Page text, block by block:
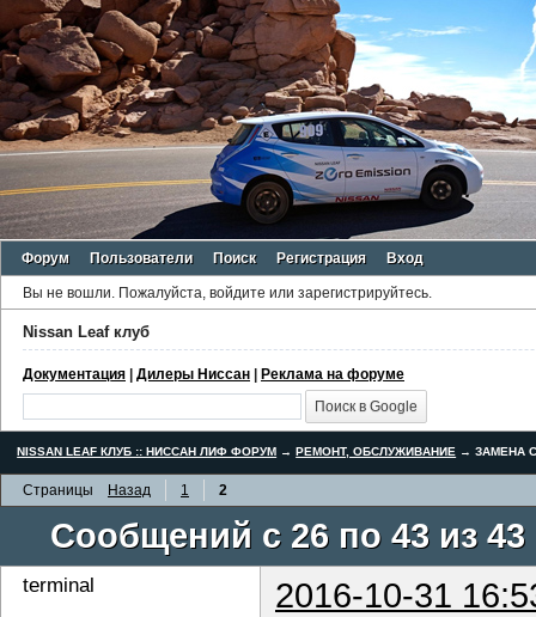
Форум Пользователи Поиск Регистрация Вход
Вы не вошли. Пожалуйста, войдите или зарегистрируйтесь.
Nissan Leaf клуб
Документация | Дилеры Ниссан | Реклама на форуме
NISSAN LEAF КЛУБ :: НИССАН ЛИФ ФОРУМ → РЕМОНТ, ОБСЛУЖИВАНИЕ →ЗАМЕНА
Страницы Назад 1 2
Сообщений с 26 по 43 из 43
terminal 2016-10-31